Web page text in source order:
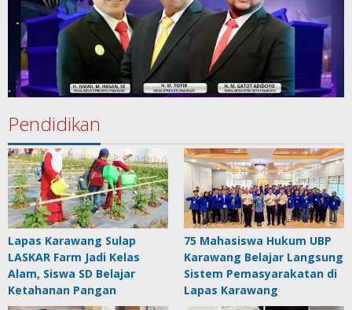
Pendidikan
Lapas Karawang Sulap
LASKAR Farm Jadi Kelas
Alam, Siswa SD Belajar
Ketahanan Pangan
75 Mahasiswa Hukum UBP
Karawang Belajar Langsung
Sistem Pemasyarakatan di
Lapas Karawang